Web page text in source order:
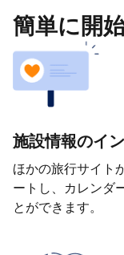
簡単に開
施設情報のイ
ほかの旅行サイト
ートし、カレンダ
とができます。